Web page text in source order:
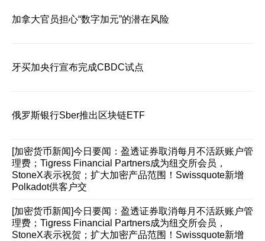
加拿大官员担心“数字加元”的潜在风险
牙买加央行宣布完成CBDC试点
俄罗斯银行Sber推出区块链ETF
[加密货币新闻]今日要闻：盈透证券取消每月不活跃账户管
理费；Tigress Financial Partners成为纽交所会员，
StoneX表示祝贺；扩大加密产品范围！Swissquote新增
Polkadot供客户交
[加密货币新闻]今日要闻：盈透证券取消每月不活跃账户管
理费；Tigress Financial Partners成为纽交所会员，
StoneX表示祝贺；扩大加密产品范围！Swissquote新增